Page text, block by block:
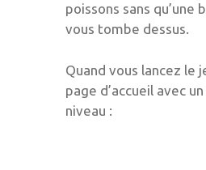
poissons sans qu’une
vous tombe dessus.
Quand vous lancez le
page d’accueil avec
niveau :